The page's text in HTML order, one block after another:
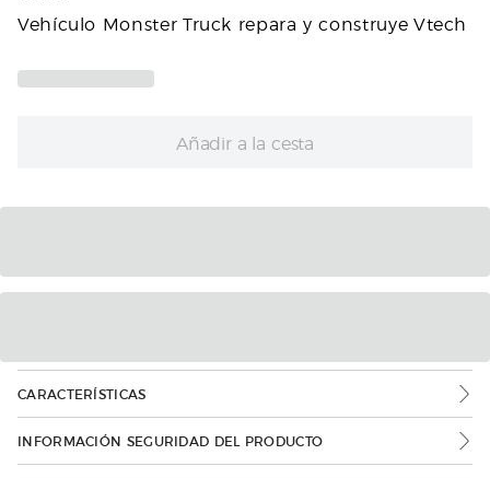
Vehículo Monster Truck repara y construye Vtech
Añadir a la cesta
CARACTERÍSTICAS
INFORMACIÓN SEGURIDAD DEL PRODUCTO